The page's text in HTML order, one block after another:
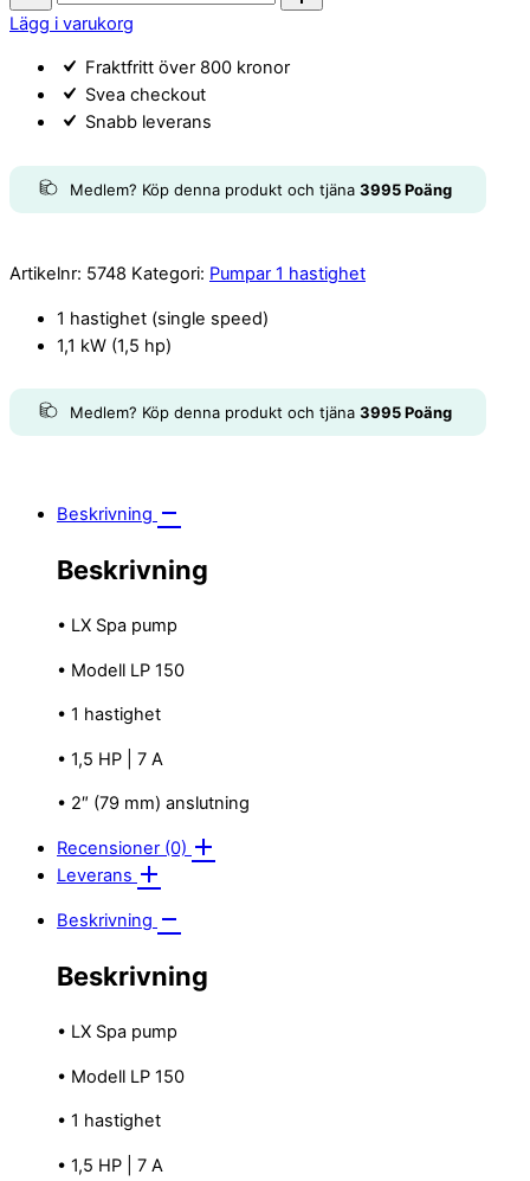
Whirlpool
quantity
Lägg i varukorg
Fraktfritt över 800 kronor
Svea checkout
Snabb leverans
Medlem? Köp denna produkt och tjäna 3995Poäng
Artikelnr: 5748 Kategori: Pumpar 1 hastighet
1 hastighet (single speed)
1,1 kW (1,5 hp)
Medlem? Köp denna produkt och tjäna 3995Poäng
Beskrivning
Beskrivning
• LX Spa pump
• Modell LP 150
• 1 hastighet
• 1,5 HP | 7 A
• 2″ (79 mm) anslutning
Recensioner (0)
Leverans
Beskrivning
Beskrivning
• LX Spa pump
• Modell LP 150
• 1 hastighet
• 1,5 HP | 7 A